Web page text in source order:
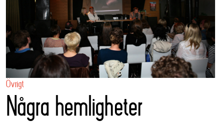
Övrigt
Några hemligheter